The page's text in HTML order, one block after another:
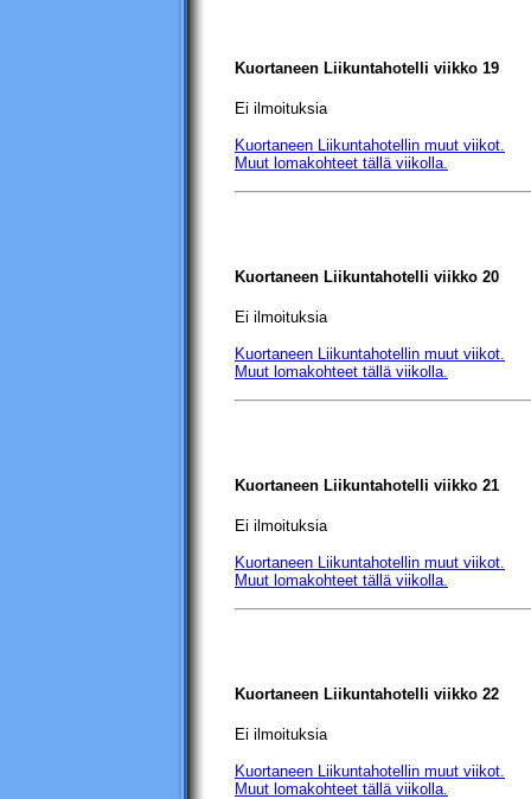
Kuortaneen Liikuntahotelli viikko 19
Ei ilmoituksia
Kuortaneen Liikuntahotellin muut viikot.
Muut lomakohteet tällä viikolla.
Kuortaneen Liikuntahotelli viikko 20
Ei ilmoituksia
Kuortaneen Liikuntahotellin muut viikot.
Muut lomakohteet tällä viikolla.
Kuortaneen Liikuntahotelli viikko 21
Ei ilmoituksia
Kuortaneen Liikuntahotellin muut viikot.
Muut lomakohteet tällä viikolla.
Kuortaneen Liikuntahotelli viikko 22
Ei ilmoituksia
Kuortaneen Liikuntahotellin muut viikot.
Muut lomakohteet tällä viikolla.